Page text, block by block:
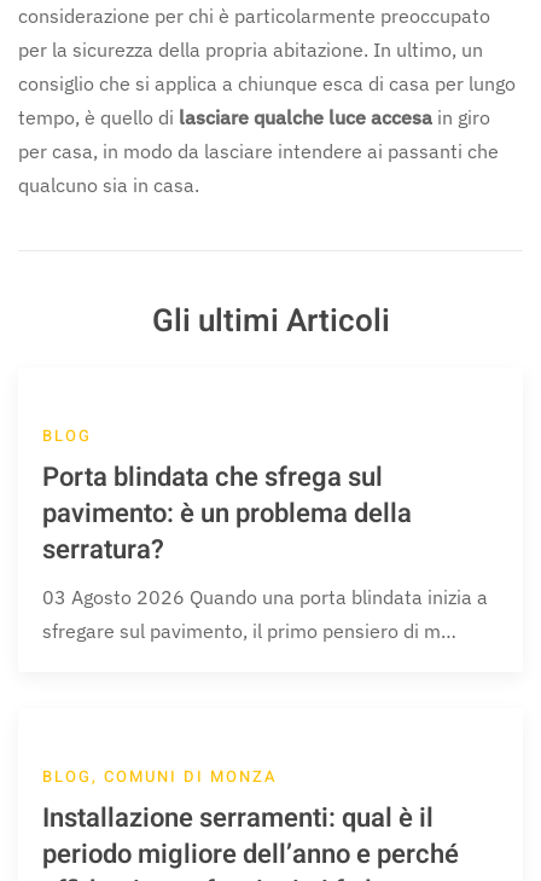
considerazione per chi è particolarmente preoccupato
per la sicurezza della propria abitazione. In ultimo, un
consiglio che si applica a chiunque esca di casa per lungo
tempo, è quello di lasciare qualche luce accesa in giro
per casa, in modo da lasciare intendere ai passanti che
qualcuno sia in casa.
Gli ultimi Articoli
BLOG
Porta blindata che sfrega sul
pavimento: è un problema della
serratura?
03 Agosto 2026 Quando una porta blindata inizia a
sfregare sul pavimento, il primo pensiero di m…
BLOG, COMUNI DI MONZA
Installazione serramenti: qual è il
periodo migliore dell’anno e perché